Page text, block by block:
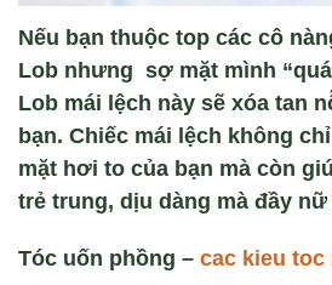
Nếu bạn thuộc top các cô
Lob nhưng sợ mặt mình
Lob mái lệch này sẽ xóa tan
bạn. Chiếc mái lệch không
mặt hơi to của bạn mà còn
trẻ trung, dịu dàng mà đầy nữ
Tóc uốn phồng – cac kieu toc